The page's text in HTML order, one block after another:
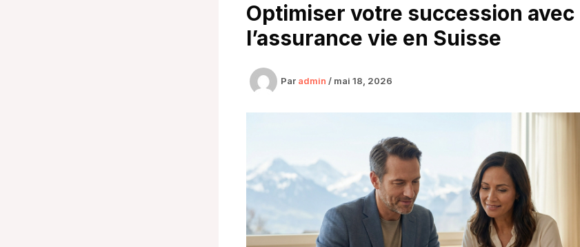
Optimiser votre succession avec
l’assurance vie en Suisse
Par admin / mai 18, 2026